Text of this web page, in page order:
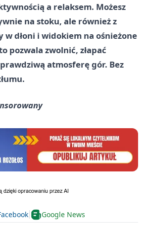
a relaksem. Możesz
na stoku, ale również z
dłoni i widokiem na ośnieżone
pozwala zwolnić, złapać
atmosferę gór. Bez
Google News